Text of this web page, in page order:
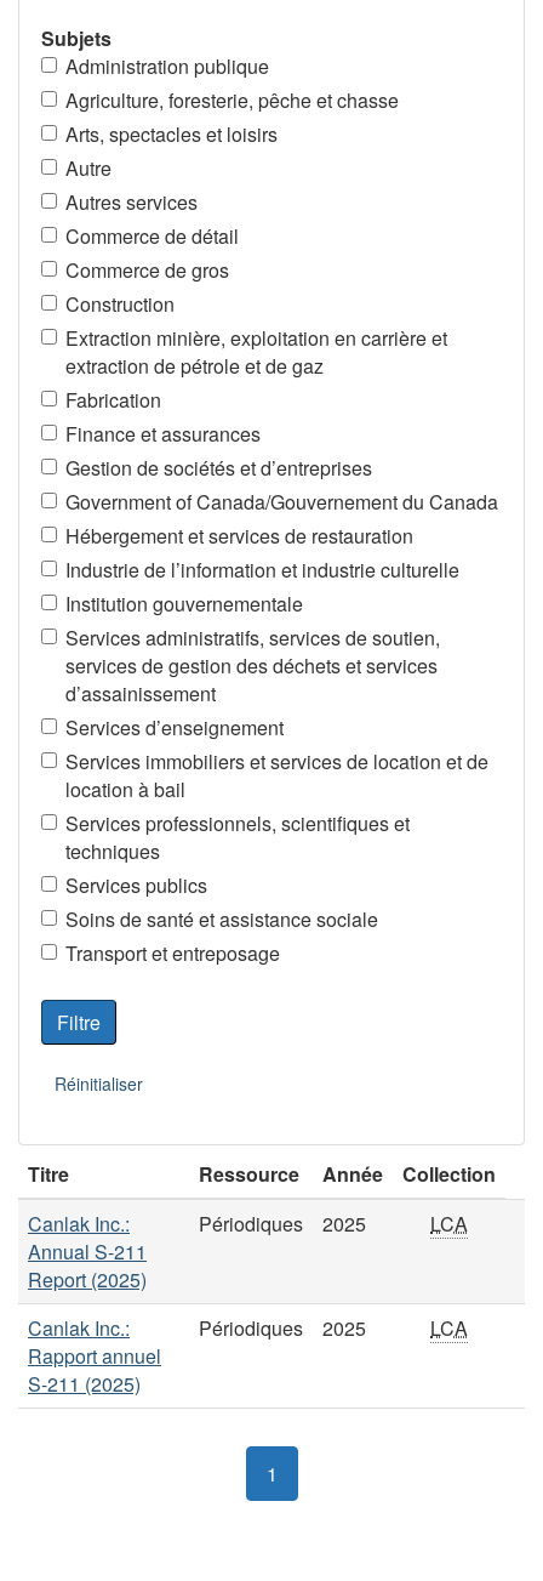
Subjets
Administration publique
Agriculture, foresterie, pêche et chasse
Arts, spectacles et loisirs
Autre
Autres services
Commerce de détail
Commerce de gros
Construction
Extraction minière, exploitation en carrière et
extraction de pétrole et de gaz
Fabrication
Finance et assurances
Gestion de sociétés et d’entreprises
Government of Canada/Gouvernement du Canada
Hébergement et services de restauration
Industrie de l’information et industrie culturelle
Institution gouvernementale
Services administratifs, services de soutien,
services de gestion des déchets et services
d’assainissement
Services d’enseignement
Services immobiliers et services de location et de
location à bail
Services professionnels, scientifiques et
techniques
Services publics
Soins de santé et assistance sociale
Transport et entreposage
Titre Ressource Année
Collection
Canlak Inc.:
Annual S-211
Report (2025)
Périodiques 2025 LCA
Canlak Inc.:
Rapport annuel
S-211 (2025)
Périodiques 2025 LCA
1